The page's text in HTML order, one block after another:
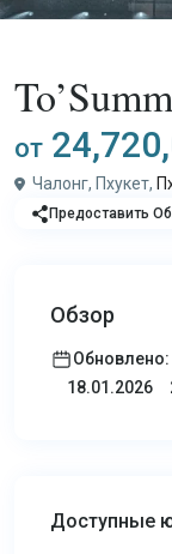
от
Чалонг, Пхукет,
Предоставить
Обзор
Обновлено:
18.01.2026
Доступные